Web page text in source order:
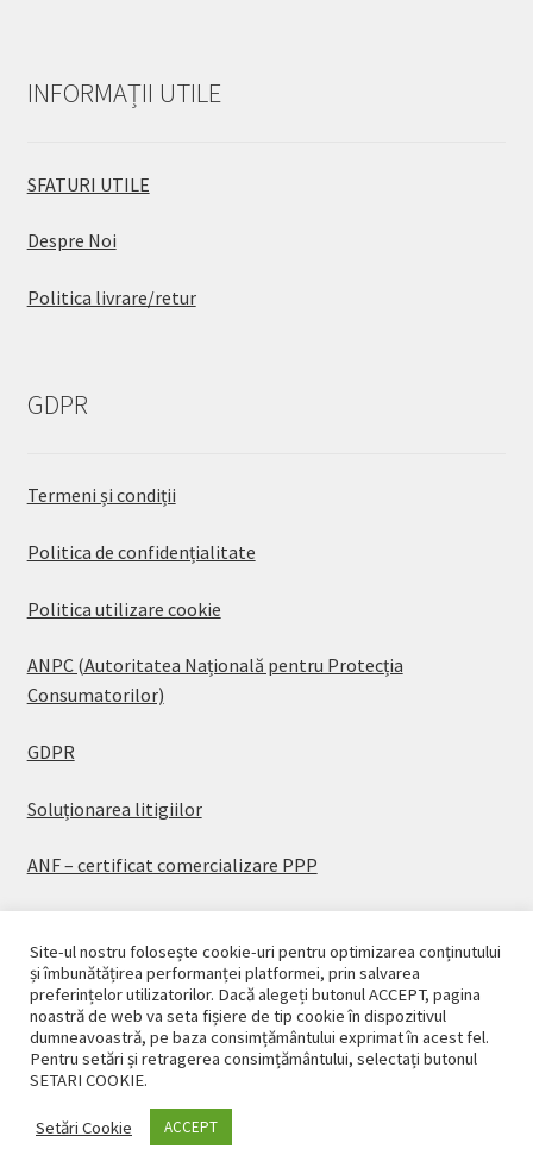
INFORMAȚII UTILE
SFATURI UTILE
Despre Noi
Politica livrare/retur
GDPR
Termeni și condiții
Politica de confidențialitate
Politica utilizare cookie
ANPC (Autoritatea Națională pentru Protecția
Consumatorilor)
GDPR
Soluționarea litigiilor
ANF – certificat comercializare PPP
© CASAPLANT 2026
Politică de confidențialitate
Site-ul nostru folosește cookie-uri pentru optimizarea conținutului
și îmbunătățirea performanței platformei, prin salvarea
preferințelor utilizatorilor. Dacă alegeți butonul ACCEPT, pagina
noastră de web va seta fișiere de tip cookie în dispozitivul
dumneavoastră, pe baza consimțământului exprimat în acest fel.
Pentru setări și retragerea consimțământului, selectați butonul
SETARI COOKIE.
Setări Cookie ACCEPT